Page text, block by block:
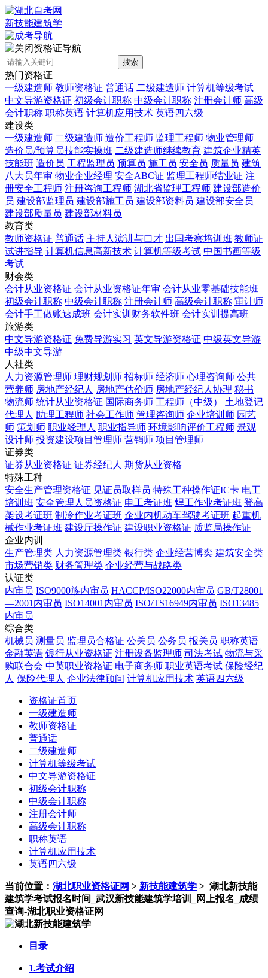
新技能建筑学
资格证导航
搜索
热门资格证
一级建造师 教师资格证 普通话 二级建造师 计算机等级考试
中文导游资格证 初级会计职称 中级会计职称 注册会计师 高级
会计职称 职称英语 计算机应用技术 英语四六级
建设类
一级建造师 二级建造师 造价工程师 监理工程师 物业管理师
造价员/预算员技能实操班 二级建造师继续教育 建筑企业精英
技能班 造价员 工程监理员 预算员 施工员 安全员 质量员 建筑
八大员年审 物业企业经理 安全ABC证 监理工程师结业证 注
册安全工程师 注册咨询工程师 湖北省监理工程师 建设部造价
员 建设部监理员 建设部施工员 建设部资料员 建设部安全员
建设部质量员 建设部材料员
教育类
教师资格证 普通话 主持人演讲与口才 出国考察培训班 教师证
试讲指导 计算机信息高新技术 计算机等级考试 中国书画等级
考试
财会类
会计从业资格证 会计从业资格证年审 会计从业零基础技能班
初级会计职称 中级会计职称 注册会计师 高级会计职称 审计师
会计手工做账速成班 会计实训财务软件班 会计实训提高班
旅游类
中文导游资格证 免费导游实习 英文导游资格证 中级英文导游
中级中文导游
人社类
人力资源管理师 理财规划师 招标师 经济师 心理咨询师 公共
营养师 房地产经纪人 房地产估价师 房地产经纪人协理 秘书
物流师 统计从业资格证 国际商务师 工程师（中级）
土地登记
代理人 助理工程师 社会工作师 管理咨询师 企业培训师 园艺
师 策划师 职业经理人 职业指导师 环境影响评价工程师 景观
设计师 投资建设项目管理师 营销师 项目管理师
证券类
证券从业资格证 证券经纪人 期货从业资格
特殊工种
安全生产管理资格证 见证员取样员 特殊工种操作证IC卡 电工
培训班 安全管理人员资格证 电工考证班 焊工作业考证班 登高
架设考证班 制冷作业考证班 企业内机动车驾驶考证班 起重机
械作业考证班 建设厅操作证 建设职业资格证 质监局操作证
企业内训
生产管理类 人力资源管理类 银行类 企业经营博奕 建筑安全类
市场营销类 财务管理类 企业经营与战略类
认证类
内审员 ISO9000族内审员 HACCP/ISO22000内审员 GB/T28001
—2001内审员 ISO14001内审员 ISO/TS16949内审员 ISO13485
内审员
综合类
机械员 测量员 监理员合格证 公关员 公务员 报关员 职称英语
金融英语 银行从业资格证 注册设备监理师 司法考试 物流与采
购联合会 中英职业资格证 电子商务师 职业英语考试 保险经纪
人 保险代理人 企业法律顾问 计算机应用技术 英语四六级
资格证首页
一级建造师
教师资格证
普通话
二级建造师
计算机等级考试
中文导游资格证
初级会计职称
中级会计职称
注册会计师
高级会计职称
职称英语
计算机应用技术
英语四六级
当前位置： 湖北职业资格证网 > 新技能建筑学 > 湖北新技能
建筑学考试报名时间_武汉新技能建筑学培训_网上报名_成绩
查询-湖北职业资格证网
目录
1.考试介绍